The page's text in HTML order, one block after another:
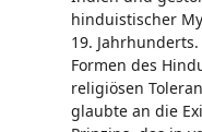
hinduistischer
19.
Formen des
religiösen
glaubte an die